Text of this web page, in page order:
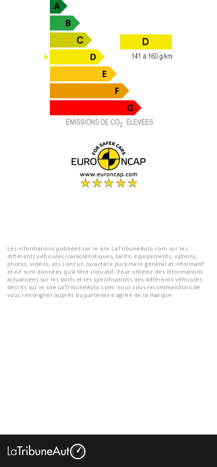
Les informations publiées sur le site LaTribuneAuto.com sur les
différents véhicules (caractéristiques, tarifs, équipements, options,
photos, vidéos, etc.) ont un caractère purement général et informatif
et ne sont données qu'à titre indicatif. Pour obtenir des informations
actualisées sur les tarifs et les spécifications des différents véhicules
décrits sur le site LaTribuneAuto.com, nous vous recommandons de
vous renseigner auprès du partenaire agréé de la marque.